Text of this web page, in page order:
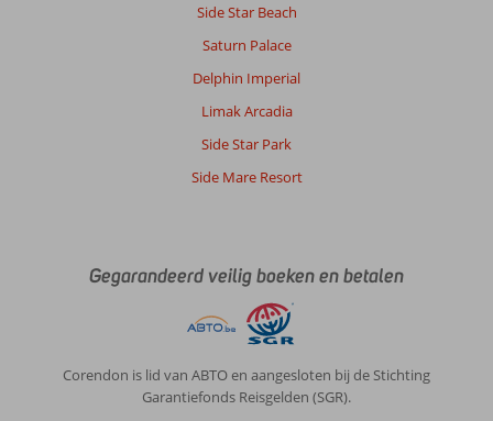
Side Star Beach
Saturn Palace
Delphin Imperial
Limak Arcadia
Side Star Park
Side Mare Resort
Gegarandeerd veilig boeken en betalen
Corendon is lid van ABTO en aangesloten bij de Stichting
Garantiefonds Reisgelden (SGR).